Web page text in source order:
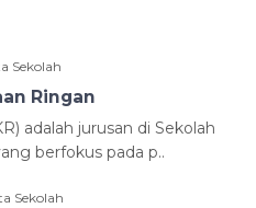
Sekolah
Ringan
adalah jurusan di Sekolah
berfokus pada p..
Sekolah